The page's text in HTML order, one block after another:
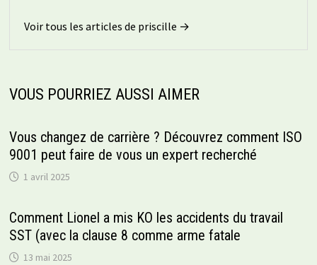
Voir tous les articles de priscille →
VOUS POURRIEZ AUSSI AIMER
Vous changez de carrière ? Découvrez comment ISO
9001 peut faire de vous un expert recherché
1 avril 2025
Comment Lionel a mis KO les accidents du travail
SST (avec la clause 8 comme arme fatale
13 mai 2025